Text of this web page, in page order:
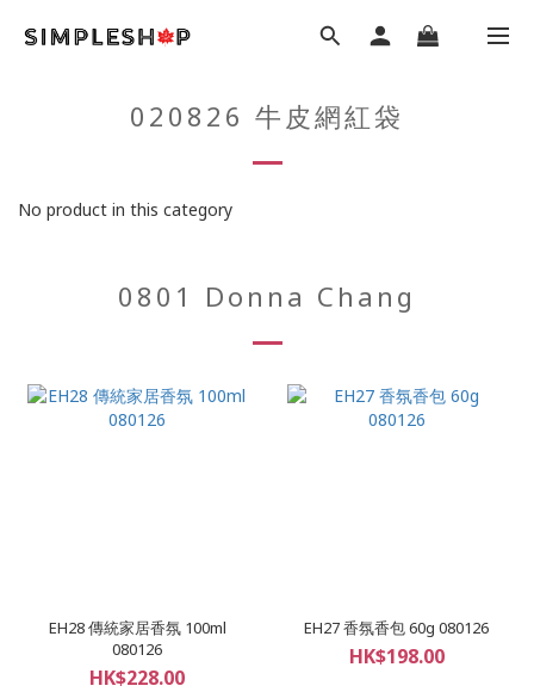
020826 牛皮網紅袋
No product in this category
0801 Donna Chang
EH28 傳統家居香氛 100ml
080126
HK$228.00
EH27 香氛香包 60g 080126
HK$198.00